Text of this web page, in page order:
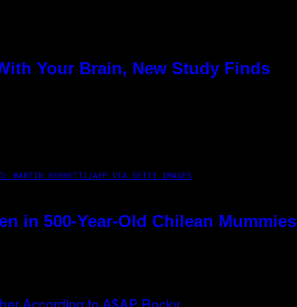
Your Brain, New Study Finds
MARTIN BERNETTI/AFP VIA GETTY IMAGES
in 500-Year-Old Chilean Mummies